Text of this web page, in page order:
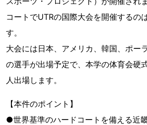
コートでUTRの国際大会を開催するの
す。
大会には日本、アメリカ、韓国、ポー
の選手が出場予定で、本学の体育会硬
人出場します。
【本件のポイント】
●世界基準のハードコートを備える近